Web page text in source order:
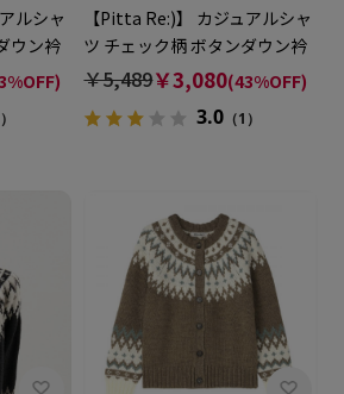
ルシャ
ウン衿
【Pitta Re:)】 カジュアルシャ
ツ チェック柄 ボタンダウン衿
長袖 レディース
￥5,489￥3,080(43%OFF)
3.0 （1）